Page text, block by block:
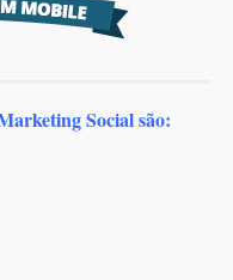
Social são: